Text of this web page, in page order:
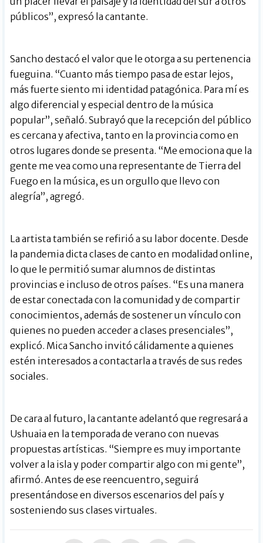
públicos”, expresó la cantante.
Sancho destacó el valor que le otorga a su pertenencia
fueguina. “Cuanto más tiempo pasa de estar lejos,
más fuerte siento mi identidad patagónica. Para mí es
algo diferencial y especial dentro de la música
popular”, señaló. Subrayó que la recepción del público
es cercana y afectiva, tanto en la provincia como en
otros lugares donde se presenta. “Me emociona que la
gente me vea como una representante de Tierra del
Fuego en la música, es un orgullo que llevo con
alegría”, agregó.
La artista también se refirió a su labor docente. Desde
la pandemia dicta clases de canto en modalidad online,
lo que le permitió sumar alumnos de distintas
provincias e incluso de otros países. “Es una manera
de estar conectada con la comunidad y de compartir
conocimientos, además de sostener un vínculo con
quienes no pueden acceder a clases presenciales”,
explicó. Mica Sancho invitó cálidamente a quienes
estén interesados a contactarla a través de sus redes
sociales.
De cara al futuro, la cantante adelantó que regresará a
Ushuaia en la temporada de verano con nuevas
propuestas artísticas. “Siempre es muy importante
volver a la isla y poder compartir algo con mi gente”,
afirmó. Antes de ese reencuentro, seguirá
presentándose en diversos escenarios del país y
sosteniendo sus clases virtuales.